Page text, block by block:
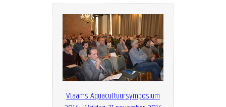
Vlaams Aquacultuursymposium